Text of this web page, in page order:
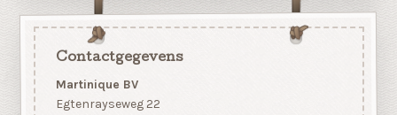
Contactgegevens
Martinique BV
Egtenrayseweg 22